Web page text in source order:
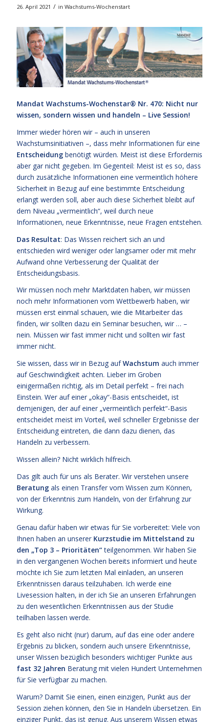
26. April 2021 / in Wachstums-Wochenstart
Mandat Wachstums-Wochenstar® Nr. 470: Nicht nur
wissen, sondern wissen und handeln – Live Session!
Immer wieder hören wir – auch in unseren
Wachstumsinitiativen –, dass mehr Informationen für eine
Entscheidungbenötigt würden. Meist ist diese Erfordernis
aber gar nicht gegeben. Im Gegenteil: Meist ist es so, dass
durch zusätzliche Informationen eine vermeintlich höhere
Sicherheit in Bezug auf eine bestimmte Entscheidung
erlangt werden soll, aber auch diese Sicherheit bleibt auf
dem Niveau „vermeintlich“, weil durch neue
Informationen, neue Erkenntnisse, neue Fragen entstehen.
Das Resultat: Das Wissen reichert sich an und
entschieden wird weniger oder langsamer oder mit mehr
Aufwand ohne Verbesserung der Qualität der
Entscheidungsbasis.
Wir müssen noch mehr Marktdaten haben, wir müssen
noch mehr Informationen vom Wettbewerb haben, wir
müssen erst einmal schauen, wie die Mitarbeiter das
finden, wir sollten dazu ein Seminar besuchen, wir … –
nein. Müssen wir fast immer nicht und sollten wir fast
immer nicht.
Sie wissen, dass wir in Bezug aufWachstum auch immer
auf Geschwindigkeit achten. Lieber im Groben
einigermaßen richtig, als im Detail perfekt – frei nach
Einstein. Wer auf einer „okay“-Basis entscheidet, ist
demjenigen, der auf einer „vermeintlich perfekt“-Basis
entscheidet meist im Vorteil, weil schneller Ergebnisse der
Entscheidung eintreten, die dann dazu dienen, das
Handeln zu verbessern.
Wissen allein? Nicht wirklich hilfreich.
Das gilt auch für uns als Berater. Wir verstehen unsere
Beratungals einen Transfer vom Wissen zum Können,
von der Erkenntnis zum Handeln, von der Erfahrung zur
Wirkung.
Genau dafür haben wir etwas für Sie vorbereitet: Viele von
Ihnen haben an unserer Kurzstudie im Mittelstand zu
den „Top 3 – Prioritäten“teilgenommen. Wir haben Sie
in den vergangenen Wochen bereits informiert und heute
möchte ich Sie zum letzten Mal einladen, an unseren
Erkenntnissen daraus teilzuhaben. Ich werde eine
Livesession halten, in der ich Sie an unseren Erfahrungen
zu den wesentlichen Erkenntnissen aus der Studie
teilhaben lassen werde.
Es geht also nicht (nur) darum, auf das eine oder andere
Ergebnis zu blicken, sondern auch unsere Erkenntnisse,
unser Wissen bezüglich besonders wichtiger Punkte aus
fast 32 Jahren Beratung mit vielen Hundert Unternehmen
für Sie verfügbar zu machen.
Warum? Damit Sie einen, einen einzigen, Punkt aus der
Session ziehen können, den Sie in Handeln übersetzen. Ein
einziger Punkt, das ist genug. Aus unserem Wissen etwas